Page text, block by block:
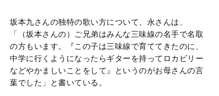
坂本九さんの独特の歌い方について、永さんは、
「（坂本さんの）ご兄弟はみんな三味線の名手で名取
の方もいます。『この子は三味線で育ててきたのに、
中学に行くようになったらギターを持ってロカビリー
などやかましいことをして』というのがお母さんの言
葉でした」と書いている。